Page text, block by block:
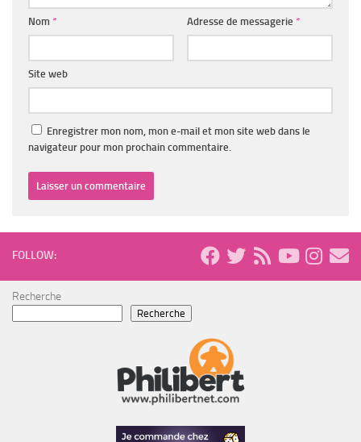
Nom * Adresse de messagerie *
Site web
Enregistrer mon nom, mon e-mail et mon site web dans le
navigateur pour mon prochain commentaire.
FOLLOW:
Recherche
Recherche